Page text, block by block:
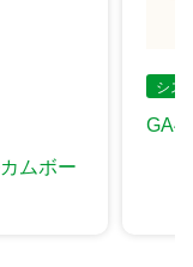
ムボー
シス
GA4